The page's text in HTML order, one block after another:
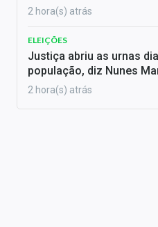
2 hora(s) atrás
ELEIÇÕES
Justiça abriu as urnas
população, diz Nunes
2 hora(s) atrás